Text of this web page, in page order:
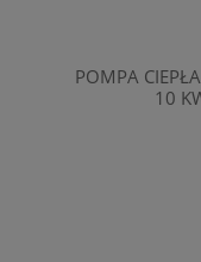
POMPA
10